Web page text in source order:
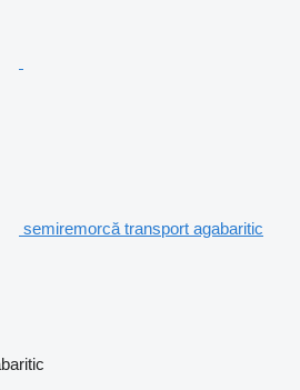
semiremorcă transport agabaritic